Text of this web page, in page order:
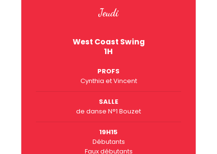
Jeudi
West Coast Swing
1H
PROFS
Cynthia et Vincent
SALLE
de danse N°1 Bouzet
19H15
Débutants
Faux débutants